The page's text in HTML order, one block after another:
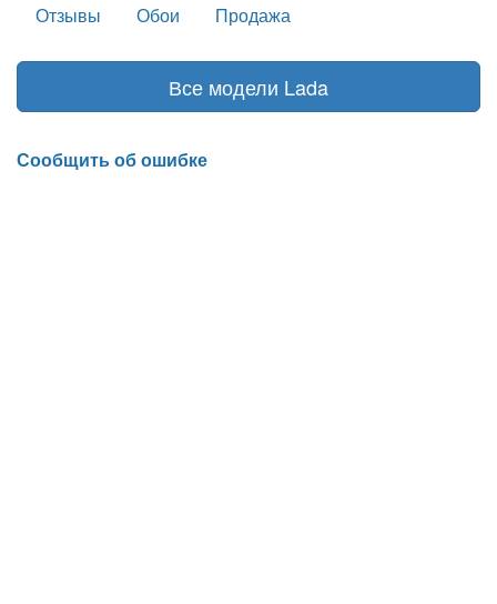
Отзывы
Обои Продажа
Все модели Lada
Сообщить об ошибке